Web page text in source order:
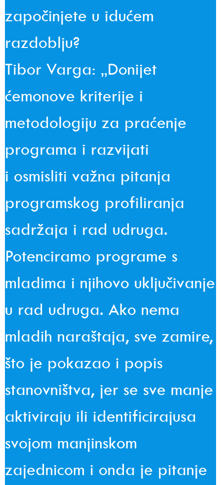
započinjete u idućem
razdoblju?
Tibor Varga: „Donijet
ćemonove kriterije i
metodologiju za praćenje
programa i razvijati
i osmisliti važna pitanja
programskog profiliranja
sadržaja i rad udruga.
Potenciramo programe s
mladima i njihovo uključivanje
u rad udruga. Ako nema
mladih naraštaja, sve zamire,
što je pokazao i popis
stanovništva, jer se sve manje
aktiviraju ili identificirajusa
svojom manjinskom
zajednicom i onda je pitanje